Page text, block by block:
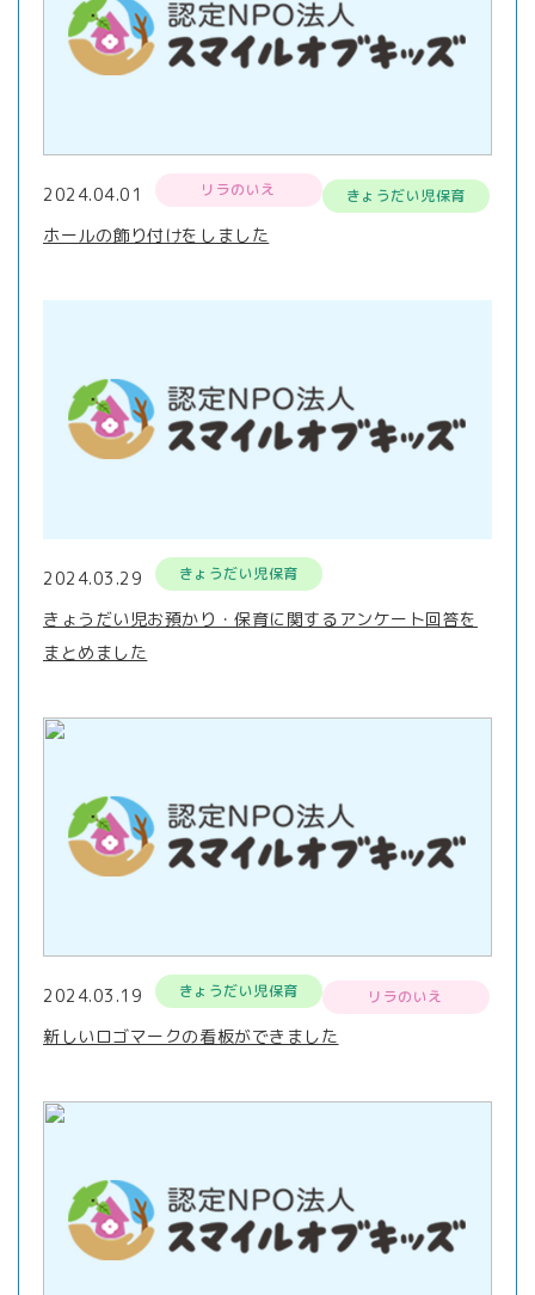
2024.04.01 リラのいえ きょうだい児保育
ホールの飾り付けをしました
2024.03.29 きょうだい児保育
きょうだい児お預かり・保育に関するアンケート回答を
まとめました
2024.03.19 きょうだい児保育 リラのいえ
新しいロゴマークの看板ができました